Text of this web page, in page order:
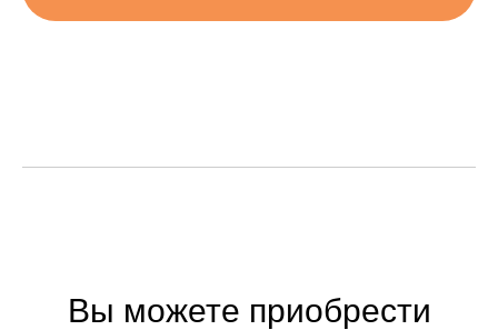
Вы можете приобрести